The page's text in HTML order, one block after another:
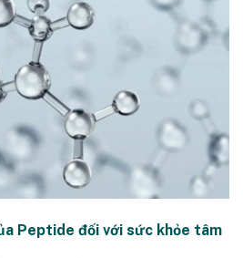
Peptide đối với sức khỏe tâm